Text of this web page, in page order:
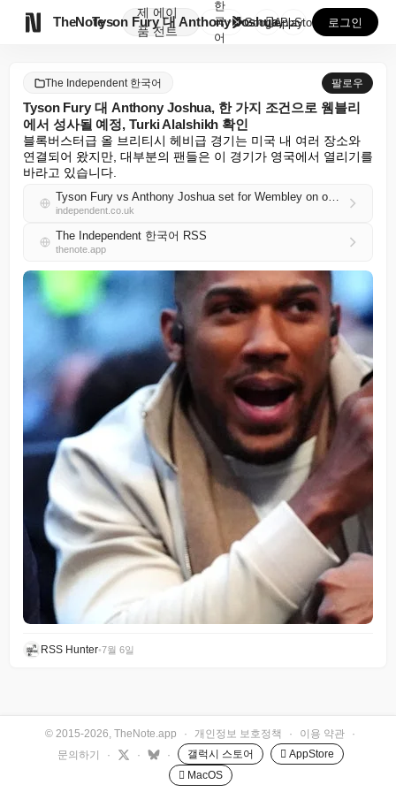
TheNote
제
품
에이
전트
Tyson Fury 대 Anthony Joshua, 한...
한
국
어
GooglePlay
AppStore 로그인
The Independent 한국어 팔로우
Tyson Fury 대 Anthony Joshua, 한 가지 조건으로 웸블리
에서 성사될 예정, Turki Alalshikh 확인
블록버스터급 올 브리티시 헤비급 경기는 미국 내 여러 장소와
연결되어 왔지만, 대부분의 팬들은 이 경기가 영국에서 열리기를
바라고 있습니다.
Tyson Fury vs Anthony Joshua set for Wembley on one condition, confirms Turki Alalshikh
independent.co.uk
The Independent 한국어 RSS
thenote.app
RSS Hunter•7월 6일
© 2015-2026, TheNote.app · 개인정보 보호정책 · 이용 약관
·
문의하기
· · · 갤럭시 스토어
 AppStore
 MacOS